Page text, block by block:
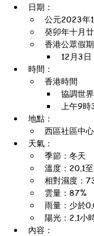
日期：
公元2023年
癸卯年十月
香港公眾假期
12月3日
時間：
香港時間
協調世
上午9時
地點：
西區社區中
天氣：
季節：冬天
溫度：20.1
相對濕度：
雲量：87%
雨量：少於
陽光：2.1小
內容：